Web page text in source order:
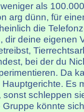
als
arg dünn, für
die
dir deine eigenen
bei der du
Da
Es
schleppen
könnte